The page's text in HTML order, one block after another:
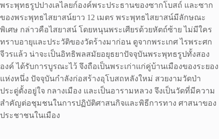
พระพุทธรูปปางเลไลยก์องค์พระประธานของซากโบสถ์ และซาก
ของพระพุทธไสยาสน์ยาว 12 เมตร พระพุทธไสยาสน์มีลักษณะ
พิเศษ กล่าวคือไสยาสน์ โดยหนุนพระเศียรด้วยหัตถ์ซ้าย ไม่มีใคร
ทราบอายุและประวัติของวัดร้างมาก่อน ดูจากพระเกศ ไรพระศก
จีวรแล้ว น่าจะเป็นอิทธิพลสมัยอยุธยาปัจจุบันพระพุทธรูปทั้งสอง
องค์ ได้รับการบูรณะไว้ จึงถือเป็นพระเก่าแก่คู่บ้านเมืองของระยอง
แห่งหนึ่ง ปัจจุบันกำลังก่อสร้างอุโบสถหลังใหม่ สวยงามวัดป่า
ประดู่ตั้งอยู่ใจ กลางเมือง และเป็นอารามหลวง จึงเป็นวัดที่มีความ
สำคัญต่อชุมชนในการปฏิบัติศาสนกิจและพิธีการทาง ศาสนาของ
ประชาชนในเมือง